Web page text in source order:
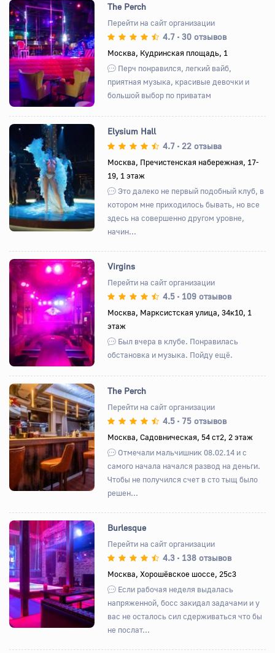
Назад Вперед
The Perch
Перейти на сайт организации
4.7 • 30 отзывов
Москва, Кудринская площадь, 1
Перч понравился, легкий вайб,
приятная музыка, красивые девочки и
большой выбор по приватам
Назад Вперед
Elysium Hall
4.7 • 22 отзыва
Москва, Пречистенская набережная, 17-
19, ​1 этаж
Это далеко не первый подобный клуб, в
котором мне приходилось бывать, но все
здесь на совершенно другом уровне,
начин...
Назад Вперед
Virgins
Перейти на сайт организации
4.5 • 109 отзывов
Москва, Марксистская улица, 34к10, 1
этаж
Был вчера в клубе. Понравилась
обстановка и музыка. Пойду ещё.
Назад Вперед
The Perch
Перейти на сайт организации
4.5 • 75 отзывов
Москва, Садовническая, 54 ст2, 2 этаж
Отмечали мальчишник 08.02.14 и с
самого начала начался развод на деньги.
Чтобы не получился счет в сто тыщ было
решен...
Назад Вперед
Burlesque
Перейти на сайт организации
4.3 • 138 отзывов
Москва, Хорошёвское шоссе, 25с3
Если рабочая неделя выдалась
напряженной, босс закидал задачами и у
вас не осталось сил сдерживаться что бы
не послат...